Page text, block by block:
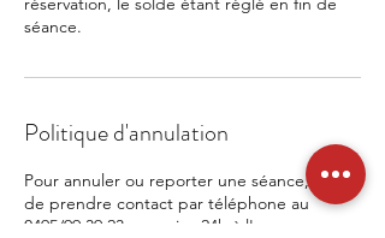
séance.
Politique d'annulation
Pour annuler ou reporter une séance, merci
de prendre contact par téléphone au
0495/99.39.23 au moins 24h à l'avance.